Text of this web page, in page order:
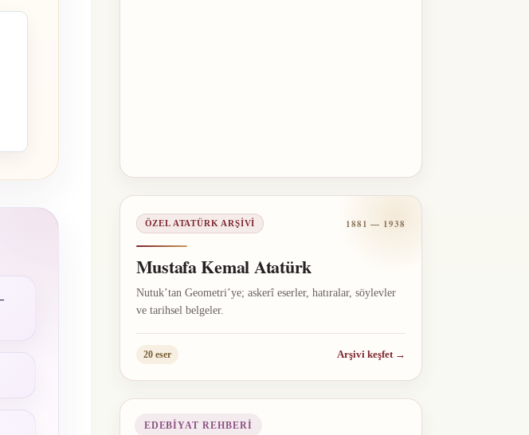
ÖZEL ATATÜRK ARŞIVI 1881 — 1938
Mustafa Kemal Atatürk
Nutuk’tan Geometri’ye; askerî eserler, hatıralar, söylevler
ve tarihsel belgeler.
20 eser Arşivi keşfet →
EDEBIYAT REHBERI